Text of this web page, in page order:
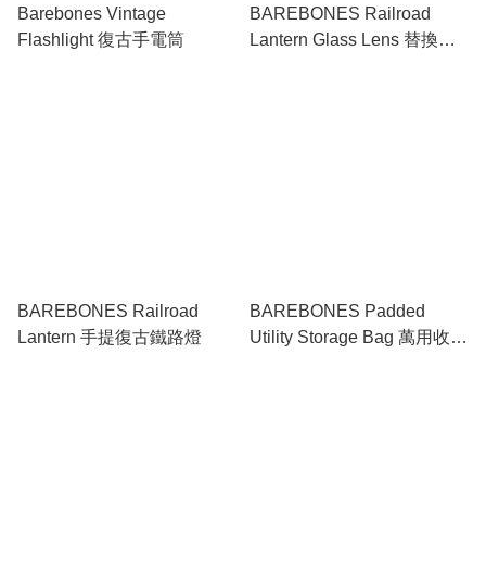
Barebones Vintage
Flashlight 復古手電筒
BAREBONES Railroad
Lantern Glass Lens 替換玻
BAREBONES Railroad
Lantern 手提復古鐵路燈
BAREBONES Padded
Utility Storage Bag 萬用收納